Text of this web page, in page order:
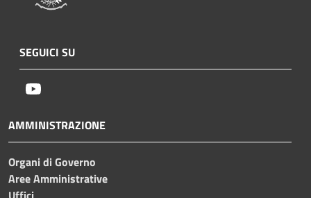
SEGUICI SU
AMMINISTRAZIONE
Organi di Governo
Aree Amministrative